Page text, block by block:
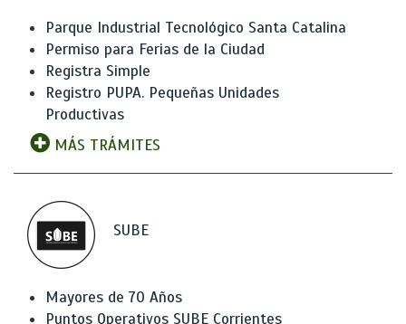
Parque Industrial Tecnológico Santa Catalina
Permiso para Ferias de la Ciudad
Registra Simple
Registro PUPA. Pequeñas Unidades
Productivas
MÁS TRÁMITES
SUBE
Mayores de 70 Años
Puntos Operativos SUBE Corrientes